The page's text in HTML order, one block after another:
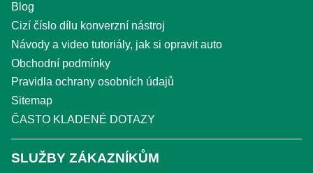
Blog
Cizí číslo dílu konverzní nástroj
Návody a video tutoriály, jak si opravit auto
Obchodní podmínky
Pravidla ochrany osobních údajů
Sitemap
ČASTO KLADENÉ DOTAZY
SLUŽBY ZÁKAZNÍKŮM